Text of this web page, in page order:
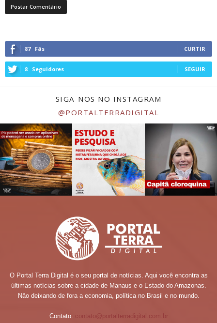
87 Fãs CURTIR
8 Seguidores SEGUIR
SIGA-NOS NO INSTAGRAM
@PORTALTERRADIGITAL
O Portal Terra Digital é o seu portal de notícias. Aqui você encontra as
últimas notícias sobre a cidade de Manaus e o Estado do Amazonas.
Não deixando de fora a economia, política no Brasil e no mundo.
Contato: contato@portalterradigital.com.br